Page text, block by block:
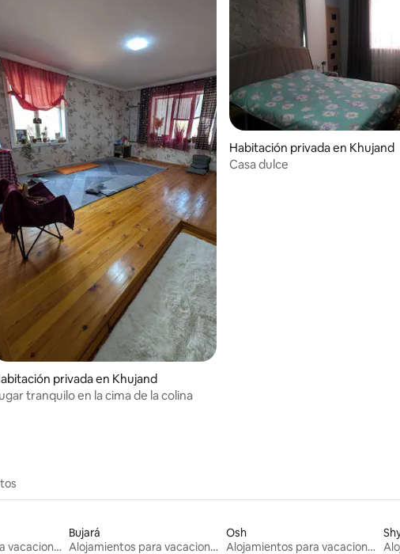
privada en Khujand
tranquilo en la cima de la colina
Habitación privada en Khujand
Casa dulce
Alojamientos para vacaciones
Bujará
Alojamientos para vacaciones
Osh
Alojamientos para vacaciones